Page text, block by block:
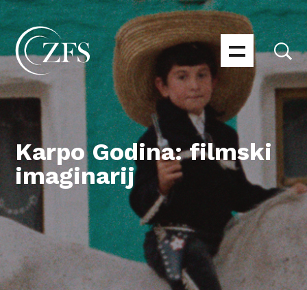
Karpo Godina: filmski
imaginarij